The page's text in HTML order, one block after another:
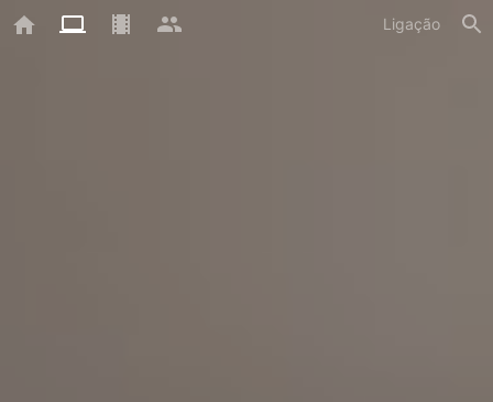
Ligação